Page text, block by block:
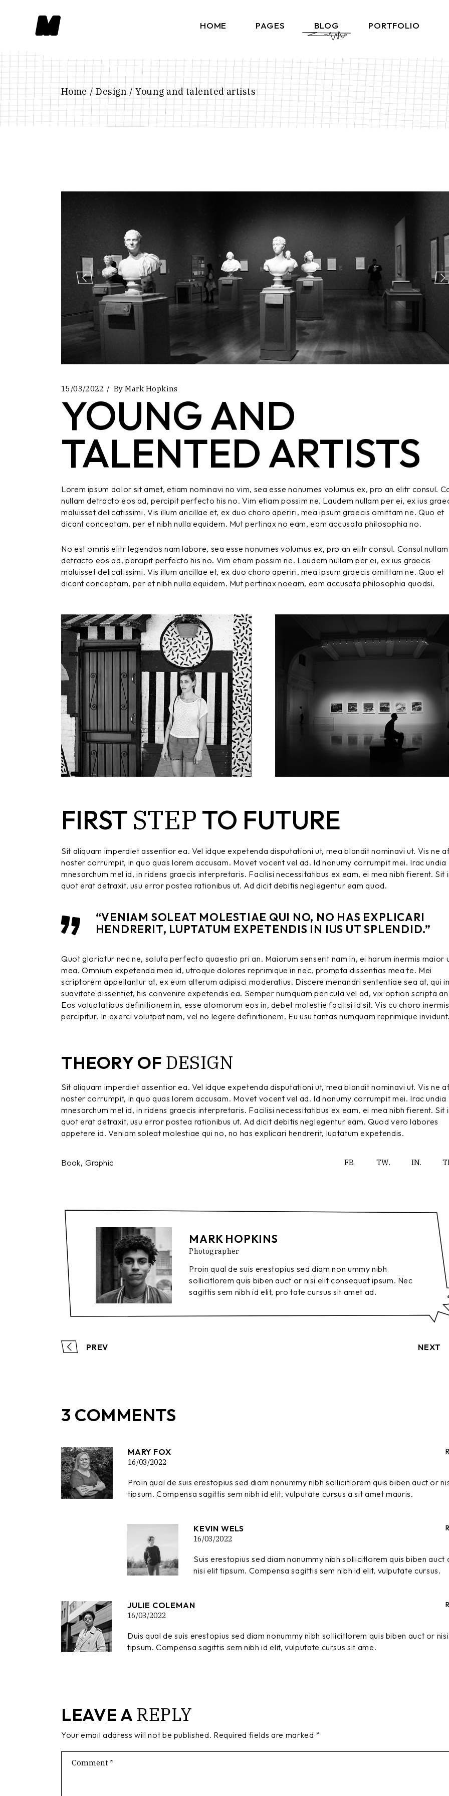
HOME
Main Home
Portfolio Gallery
Slider Showcase
Portfolio Minimal
PAGES
About Me
About Us
What We Do
Our Team
BLOG
Right Sidebar List
Left Sidebar List
No Sidebar List
Post Types
PORTFOLIO
Shop
Home Design Young and talented artists
15/03/2022 By Mark Hopkins
YOUNG AND
TALENTED ARTISTS
Lorem ipsum dolor sit amet, etiam nominavi no vim, sea esse nonumes volumus ex, pro an elitr consul.
nullam detracto eos ad, percipit perfecto his no. Vim etiam possim ne. Laudem nullam per ei, ex ius
maluisset delicatissimi. Vis illum ancillae et, ex duo choro aperiri, mea ipsum graecis omittam ne. Quo et
dicant conceptam, per et nibh nulla equidem. Mut pertinax no eam, eam accusata philosophia no.
No est omnis elitr legendos nam labore, sea esse nonumes volumus ex, pro an elitr consul. Consul nullam
detracto eos ad, percipit perfecto his no. Vim etiam possim ne. Laudem nullam per ei, ex ius graecis
maluisset delicatissimi. Vis illum ancillae et, ex duo choro aperiri, mea ipsum graecis omittam ne. Quo et
dicant conceptam, per et nibh nulla equidem. Mut pertinax noeam, eam accusata philosophia quodsi.
FIRSTSTEPTO FUTURE
Sit aliquam imperdiet assentior ea. Vel idque expetenda disputationi ut, mea blandit nominavi ut. Vis ne
noster corrumpit, in quo quas lorem accusam. Movet vocent vel ad. Id nonumy corrumpit mei. Irac undia
mnesarchum mel id, in ridens graecis interpretaris. Facilisi necessitatibus ex eam, ei mea nibh fierent. Sit
quot erat detraxit, usu error postea rationibus ut. Ad dicit debitis neglegentur eam quod.
“VENIAM SOLEAT MOLESTIAE QUI NO, NO HAS EXPLICARI
HENDRERIT, LUPTATUM EXPETENDIS IN IUS UT SPLENDID.”
Quot gloriatur nec ne, soluta perfecto quaestio pri an. Maiorum senserit nam in, ei harum inermis maior
mea. Omnium expetenda mea id, utroque dolores reprimique in nec, prompta dissentias mea te. Mei
scriptorem appellantur at, ex eum alterum adipisci moderatius. Discere menandri sententiae sea at, qui
suavitate dissentiet, his convenire expetendis ea. Semper numquam pericula vel ad, vix option scripta
Eos voluptatibus definitionem in, esse atomorum eos in, debet molestie facilisi id sit. Vis cu choro
percipitur. In exerci volutpat nam, vel no legere definitionem. Eu usu tantas numquam reprimique
THEORY OF DESIGN
Sit aliquam imperdiet assentior ea. Vel idque expetenda disputationi ut, mea blandit nominavi ut. Vis ne
noster corrumpit, in quo quas lorem accusam. Movet vocent vel ad. Id nonumy corrumpit mei. Irac undia
mnesarchum mel id, in ridens graecis interpretaris. Facilisi necessitatibus ex eam, ei mea nibh fierent. Sit
quot erat detraxit, usu error postea rationibus ut. Ad dicit debitis neglegentur eam. Quod vero labores
appetere id. Veniam soleat molestiae qui no, no has explicari hendrerit, luptatum expetendis.
Book Graphic FB. TW. IN.
MARK HOPKINS
Photographer
Proin qual de suis erestopius sed diam non ummy nibh
sollicitlorem quis biben auct or nisi elit consequat ipsum. Nec
sagittis sem nibh id elit, pro tate cursus sit amet ad.
PREV NEXT
3 COMMENTS
MARY FOX
16/03/2022
Proin qual de suis erestopius sed diam nonummy nibh sollicitlorem quis biben auct or
tipsum. Compensa sagittis sem nibh id elit, vulputate cursus a sit amet mauris.
KEVIN WELS
16/03/2022
Suis erestopius sed diam nonummy nibh sollicitlorem quis biben auct
nisi elit tipsum. Compensa sagittis sem nibh id elit, vulputate cursus.
JULIE COLEMAN
16/03/2022
Duis qual de suis erestopius sed diam nonummy nibh sollicitlorem quis biben auct or
tipsum. Compensa sagittis sem nibh id elit, vulputate cursus sit ame.
LEAVE A REPLY
Your email address will not be published. Required fields are marked *